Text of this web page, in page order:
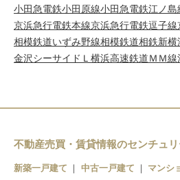
小田急電鉄小田原線小田急電鉄江ノ島
京浜急行電鉄本線京浜急行電鉄逗子線
相模鉄道いずみ野線相模鉄道相鉄新横
金沢シーサイドＬ 横浜高速鉄道ＭＭ線
不動産売買・賃貸情報のセンチュ
新築一戸建て 中古一戸建て マンシ